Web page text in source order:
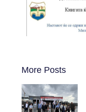
More Posts